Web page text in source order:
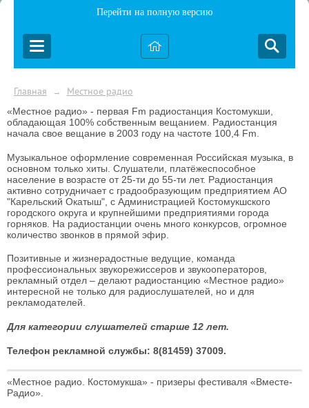
Перейти на полную версию
Главная → Местное радио
«Местное радио» - первая Fm радиостанция Костомукши,
обладающая 100% собственным вещанием. Радиостанция
начала свое вещание в 2003 году на частоте 100,4 Fm.
Музыкальное оформление современная Российская музыка, в
основном только хиты. Слушатели, платёжеспособное
население в возрасте от 25-ти до 55-ти лет. Радиостанция
активно сотрудничает с градообразующим предприятием АО
"Карельский Окатыш", с Администрацией Костомукшского
городского округа и крупнейшими предприятиями города
горняков. На радиостанции очень много конкурсов, огромное
количество звонков в прямой эфир.
Позитивные и жизнерадостные ведущие, команда
профессиональных звукорежиссеров и звукооператоров,
рекламный отдел – делают радиостанцию «Местное радио»
интересной не только для радиослушателей, но и для
рекламодателей.
Для категории слушателей старше 12 лет.
Телефон рекламной службы: 8(81459) 37009.
«Местное радио. Костомукша» - призеры фестиваля «Вместе-
Радио»